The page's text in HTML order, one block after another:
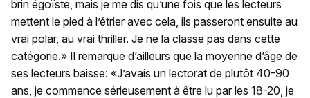
brin égoïste, mais je me dis qu’une fois que les lecteurs
mettent le pied à l’étrier avec cela, ils passeront ensuite au
vrai polar, au vrai thriller. Je ne la classe pas dans cette
catégorie.» Il remarque d’ailleurs que la moyenne d’âge de
ses lecteurs baisse: «J’avais un lectorat de plutôt 40-90
ans, je commence sérieusement à être lu par les 18-20, je